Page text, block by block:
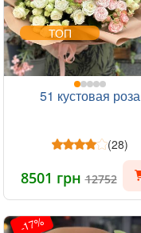
ТОП
51 кустовая роза
(28)
8501 грн12752
-17%